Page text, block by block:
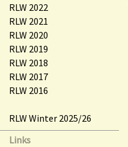
RLW 2022
RLW 2021
RLW 2020
RLW 2019
RLW 2018
RLW 2017
RLW 2016
RLW Winter 2025/26
Links